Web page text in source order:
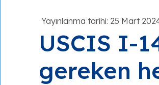
Yayınlanma tarihi: 25 Mart
USCIS I-
gereken